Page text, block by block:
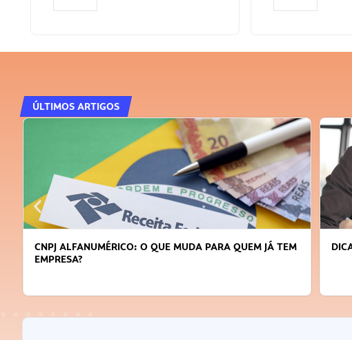
ÚLTIMOS ARTIGOS
QUEM JÁ TEM DICAS PARA OBTER CRÉDITO